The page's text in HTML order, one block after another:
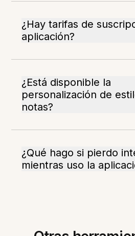
¿Hay tarifas de
aplicación?
¿Está disponible la
personalización de
notas?
¿Qué hago si pierdo
mientras uso la